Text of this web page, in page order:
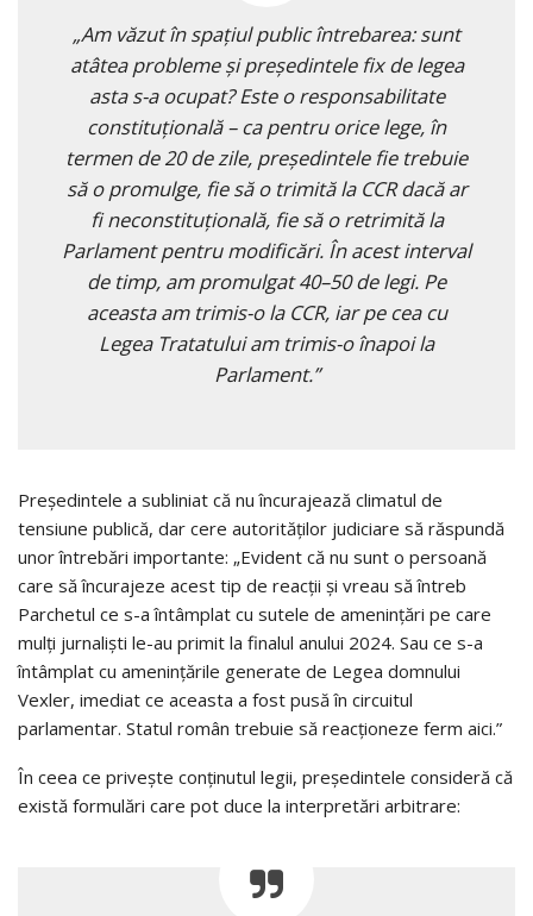
„Am văzut în spațiul public întrebarea: sunt
atâtea probleme și președintele fix de legea
asta s-a ocupat? Este o responsabilitate
constituțională – ca pentru orice lege, în
termen de 20 de zile, președintele fie trebuie
să o promulge, fie să o trimită la CCR dacă ar
fi neconstituțională, fie să o retrimită la
Parlament pentru modificări. În acest interval
de timp, am promulgat 40–50 de legi. Pe
aceasta am trimis-o la CCR, iar pe cea cu
Legea Tratatului am trimis-o înapoi la
Parlament.”
Președintele a subliniat că nu încurajează climatul de
tensiune publică, dar cere autorităților judiciare să răspundă
unor întrebări importante: „Evident că nu sunt o persoană
care să încurajeze acest tip de reacții și vreau să întreb
Parchetul ce s-a întâmplat cu sutele de amenințări pe care
mulți jurnaliști le-au primit la finalul anului 2024. Sau ce s-a
întâmplat cu amenințările generate de Legea domnului
Vexler, imediat ce aceasta a fost pusă în circuitul
parlamentar. Statul român trebuie să reacționeze ferm aici.”
În ceea ce privește conținutul legii, președintele consideră că
există formulări care pot duce la interpretări arbitrare: